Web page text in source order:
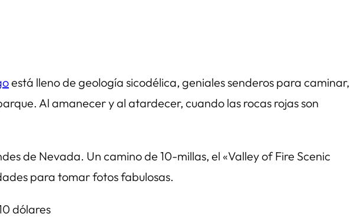
está lleno de geología sicodélica, geniales senderos para caminar,
Al amanecer y al atardecer, cuando las rocas rojas son
de Nevada. Un camino de 10-millas, el «Valley of Fire Scenic
para tomar fotos fabulosas.
dólares